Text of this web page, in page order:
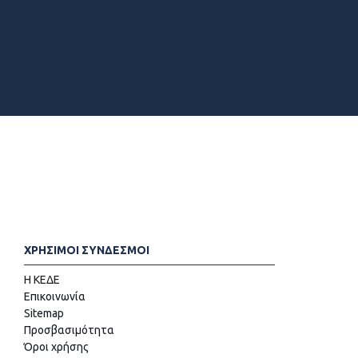
ΧΡΗΣΙΜΟΙ ΣΥΝΔΕΣΜΟΙ
Η ΚΕΔΕ
Επικοινωνία
Sitemap
Προσβασιμότητα
Όροι χρήσης